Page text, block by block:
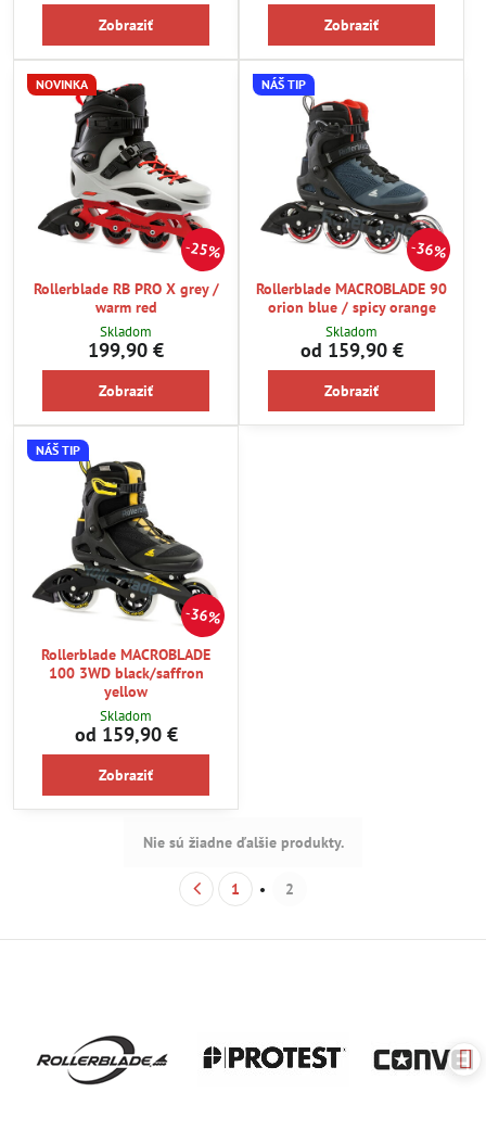
Zobraziť Zobraziť
25%
NOVINKA
Rollerblade RB PRO X grey /
warm red
Skladom
199,90 €
Zobraziť
36%
NÁŠ TIP
Rollerblade MACROBLADE 90
orion blue / spicy orange
Skladom
od 159,90 €
Zobraziť
36%
NÁŠ TIP
Rollerblade MACROBLADE
100 3WD black/saffron
yellow
Skladom
od 159,90 €
Zobraziť
Nie sú žiadne ďalšie produkty.
1 2